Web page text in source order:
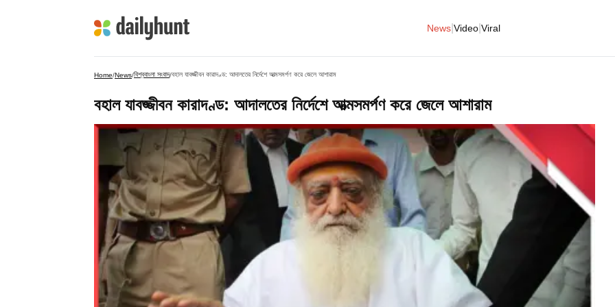
News Video Viral
Home/News/বিশ্ববাংলা সংবাদ/বহাল যাবজ্জীবন কারাদণ্ড: আদালতের নির্দেশে আত্মসমর্পণ করে জেলে আশারাম
বহাল যাবজ্জীবন কারাদণ্ড: আদালতের নির্দেশে আত্মসমর্পণ করে জেলে আশারাম